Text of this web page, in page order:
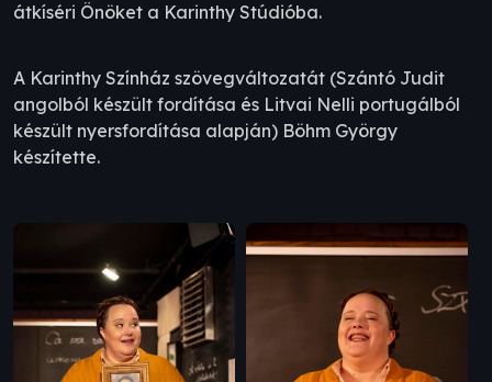
átkíséri Önöket a Karinthy Stúdióba.
A Karinthy Színház szövegváltozatát (Szántó Judit
angolból készült fordítása és Litvai Nelli portugálból
készült nyersfordítása alapján) Böhm György
készítette.